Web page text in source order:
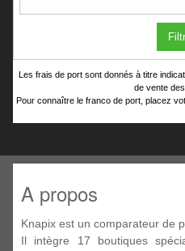
Les frais de port sont donnés à titre
de vente
Pour connaître le franco de port, placez
A propos
Knapix est un comparateur de
Il intègre 17 boutiques